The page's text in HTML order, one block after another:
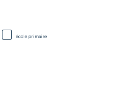
école primaire